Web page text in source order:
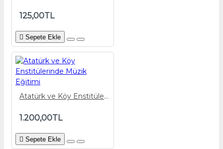
125,00TL
Sepete Ekle
Atatürk ve Köy Enstitülerinde Müzik Eğitimi
1.200,00TL
Sepete Ekle